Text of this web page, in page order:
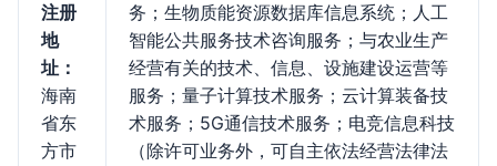
注册
地
址：
海南
省东
方市
务；生物质能资源数据库信息系统；人工
智能公共服务技术咨询服务；与农业生产
经营有关的技术、信息、设施建设运营等
服务；量子计算技术服务；云计算装备技
术服务；5G通信技术服务；电竞信息科技
（除许可业务外，可自主依法经营法律法